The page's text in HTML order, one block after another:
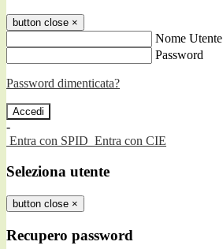
button close ×
Nome Utente
Password
Password dimenticata?
-
Entra con SPID Entra con CIE
Seleziona utente
button close ×
Recupero password